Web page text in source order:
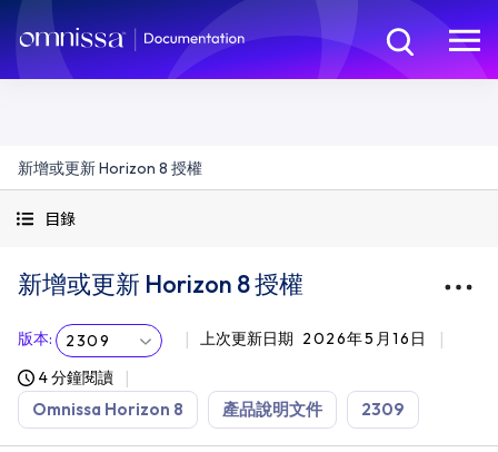
新增或更新 Horizon 8 授權
目錄
新增或更新 Horizon 8 授權
版本: 2309 上次更新日期 2026年5月16日
4 分鐘閱讀
Omnissa Horizon 8 產品說明文件 2309